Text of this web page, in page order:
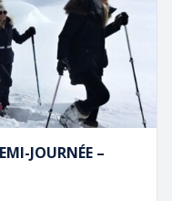
JOURNÉE –